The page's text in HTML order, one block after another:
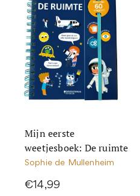
Mijn eerste
weetjesboek: De ruimte
Sophie de Mullenheim
€14,99